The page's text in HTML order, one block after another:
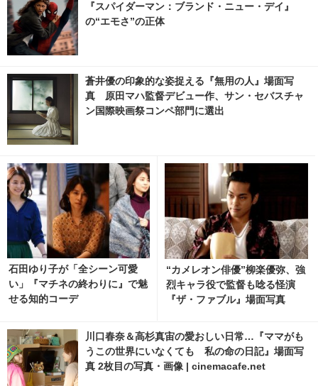
『スパイダーマン：ブランド・ニュー・デイ』
の“エモさ”の正体
蒼井優の印象的な姿捉える『無用の人』場面写
真 原田マハ監督デビュー作、サン・セバスチャ
ン国際映画祭コンペ部門に選出
石田ゆり子が「全シーン可愛
い」『マチネの終わりに』で魅
せる知的コーデ
“カメレオン俳優”柳楽優弥、強
烈キャラ役で監督も唸る怪演
『ザ・ファブル』場面写真
川口春奈＆高杉真宙の愛おしい日常…『ママがも
うこの世界にいなくても 私の命の日記』場面写
真 2枚目の写真・画像 | cinemacafe.net